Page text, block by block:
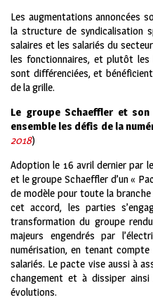
Les augmentations annoncées
la structure de syndicalisation
salaires et les salariés du
les fonctionnaires, et plutôt les
sont différenciées, et
de la grille.
Le groupe Schaeffler et
ensemble les défis de la
2018)
Adoption le 16 avril dernier par
et le groupe Schaeffler d’un «
de modèle pour toute la branche
cet accord, les parties
transformation du groupe
majeurs engendrés par
numérisation, en tenant
salariés. Le pacte vise aussi à
changement et à dissiper
évolutions.